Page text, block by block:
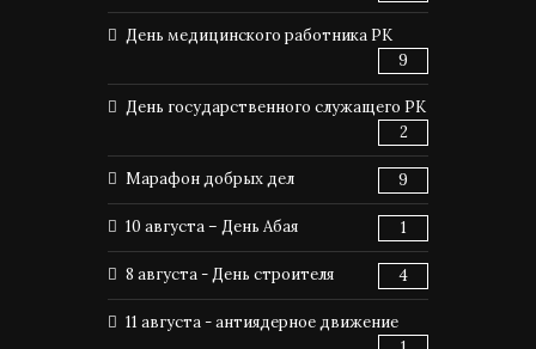
День медицинского работника РК
9
День государственного служащего РК
2
Марафон добрых дел 9
10 августа – День Абая 1
8 августа - День строителя 4
11 августа - антиядерное движение